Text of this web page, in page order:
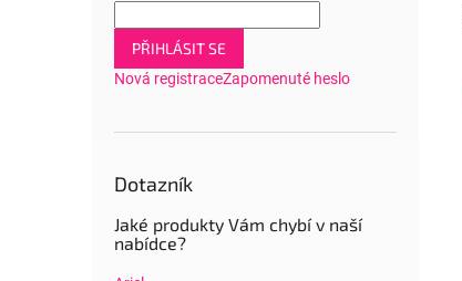
PŘIHLÁSIT SE
Nová registraceZapomenuté heslo
Dotazník
Jaké produkty Vám chybí v naší
nabídce?